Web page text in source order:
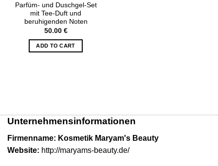
Parfüm- und Duschgel-Set
mit Tee-Duft und
beruhigenden Noten
50.00 €
ADD TO CART
Unternehmensinformationen
Firmenname: Kosmetik Maryam's Beauty
Website: http://maryams-beauty.de/